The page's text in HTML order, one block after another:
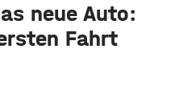
neue Auto:
Fahrt